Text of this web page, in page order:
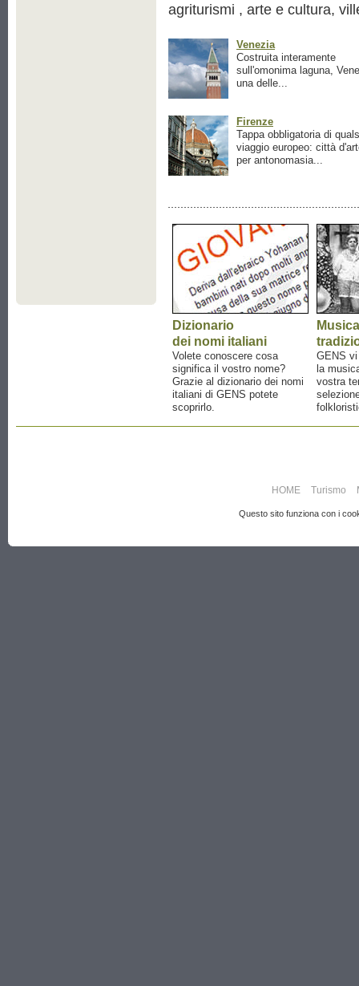
agriturismi , arte e cultura,
Venezia
Costruita interamente
sull'omonima laguna,
una delle...
Firenze
Tappa obbligatoria di
viaggio europeo: città
per antonomasia...
Dizionario
dei nomi italiani
Volete conoscere cosa
significa il vostro nome?
Grazie al dizionario dei nomi
italiani di GENS potete
scoprirlo.
Musica
GENS
la
vostra
HOME Turismo
Questo sito funziona con i